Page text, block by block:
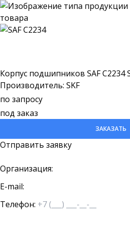
Корпус подшипников SAF C2234
Производитель: SKF
по запросу
под заказ
ЗАКАЗАТЬ
Отправить заявку
Организация:
E-mail:
Телефон: